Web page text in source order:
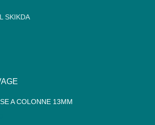
SKIKDA
A COLONNE 13MM